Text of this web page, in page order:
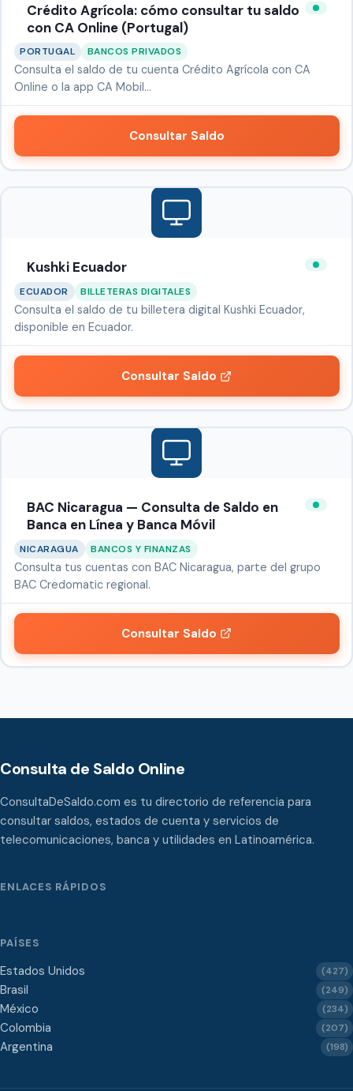
Crédito Agrícola: cómo consultar tu saldo
con CA Online (Portugal)
PORTUGAL BANCOS PRIVADOS
Consulta el saldo de tu cuenta Crédito Agrícola con CA
Online o la app CA Mobil…
Consultar Saldo
Kushki Ecuador
ECUADOR BILLETERAS DIGITALES
Consulta el saldo de tu billetera digital Kushki Ecuador,
disponible en Ecuador.
Consultar Saldo
BAC Nicaragua — Consulta de Saldo en
Banca en Línea y Banca Móvil
NICARAGUA BANCOS Y FINANZAS
Consulta tus cuentas con BAC Nicaragua, parte del grupo
BAC Credomatic regional.
Consultar Saldo
Consulta de Saldo Online
ConsultaDeSaldo.com es tu directorio de referencia para
consultar saldos, estados de cuenta y servicios de
telecomunicaciones, banca y utilidades en Latinoamérica.
ENLACES RÁPIDOS
PAÍSES
Estados Unidos (427)
Brasil (249)
México (234)
Colombia (207)
Argentina (198)